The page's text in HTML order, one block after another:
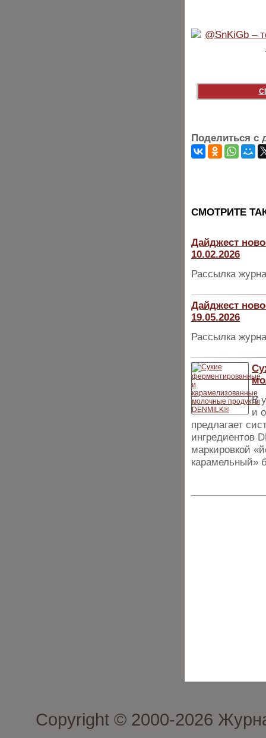
Поделиться с
CМОТРИТЕ
Дайджест
10.02.2026
Рассылка
Дайджест
19.05.2026
Рассылка
В
и
предлагает
ингредиентов
маркировкой
карамельный»
Copyright © 2000-2026